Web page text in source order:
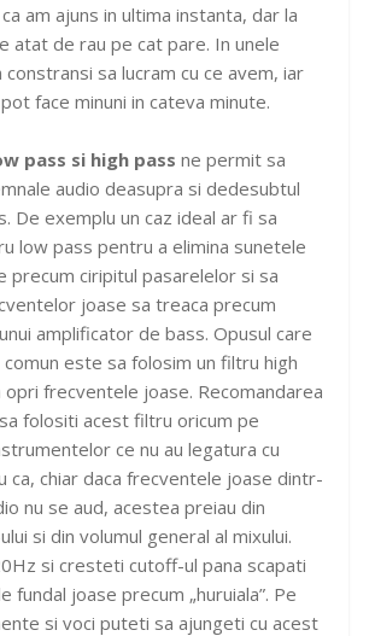
am ajuns in ultima instanta, dar la
atat de rau pe cat pare. In unele
sa lucram cu ce avem, iar
face minuni in cateva minute.
pass si high pass ne permit sa
audio deasupra si dedesubtul
De exemplu un caz ideal ar fi sa
low pass pentru a elimina sunetele
precum ciripitul pasarelelor si sa
joase sa treaca precum
amplificator de bass. Opusul care
este sa folosim un filtru high
frecventele joase. Recomandarea
folositi acest filtru oricum pe
ce nu au legatura cu
ca, chiar daca frecventele joase dintr-
nu se aud, acestea preiau din
si din volumul general al mixului.
si cresteti cutoff-ul pana scapati
fundal joase precum „huruiala”. Pe
si voci puteti sa ajungeti cu acest